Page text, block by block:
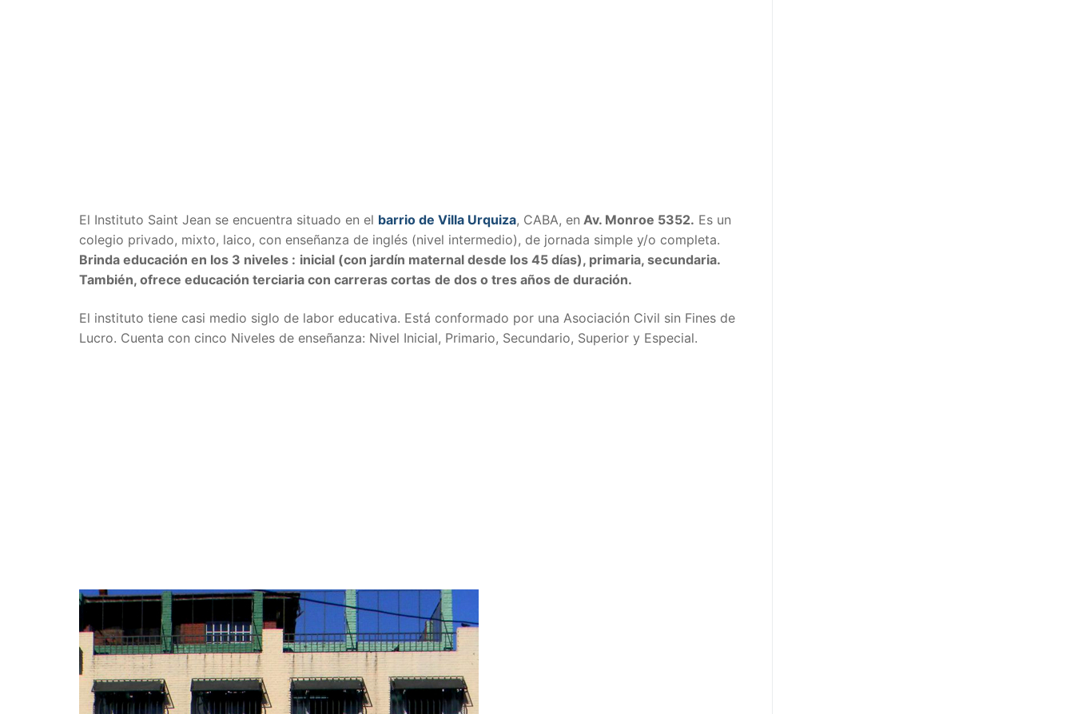
El Instituto Saint Jean se encuentra situado en el barrio de Villa Urquiza, CABA, en Av. Monroe 5352. Es un
colegio privado, mixto, laico, con enseñanza de inglés (nivel intermedio), de jornada simple y/o completa.
Brinda educación en los 3 niveles : inicial (con jardín maternal desde los 45 días), primaria, secundaria.
También, ofrece educación terciaria con carreras cortas de dos o tres años de duración.
El instituto tiene casi medio siglo de labor educativa. Está conformado por una Asociación Civil sin Fines de
Lucro. Cuenta con cinco Niveles de enseñanza: Nivel Inicial, Primario, Secundario, Superior y Especial.